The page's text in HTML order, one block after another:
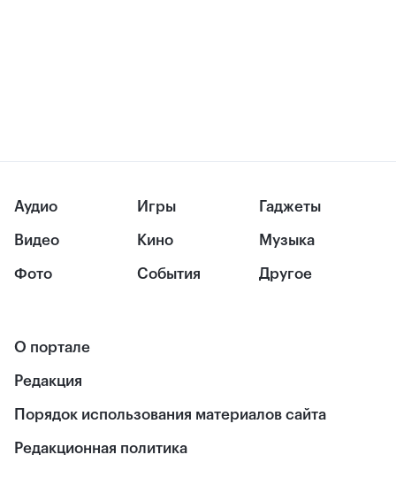
Аудио
Видео
Фото
Игры
Кино
События
Гаджеты
Музыка
Другое
О портале
Редакция
Порядок использования материалов сайта
Редакционная политика